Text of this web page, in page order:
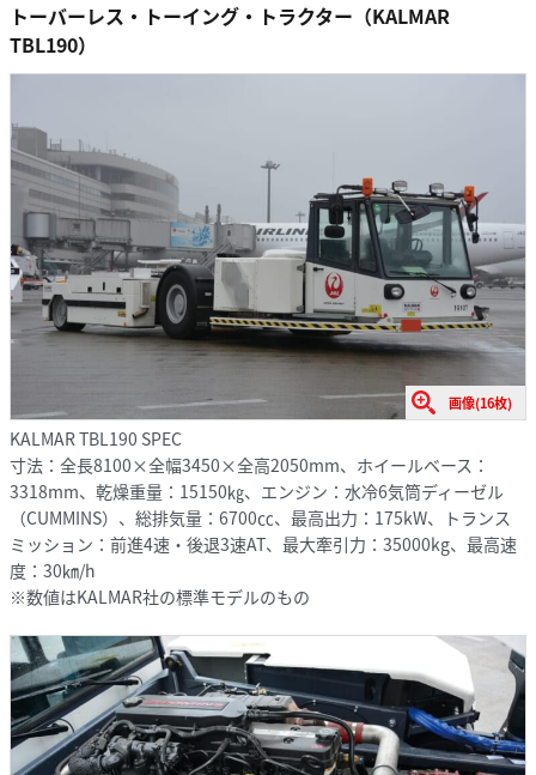
トーバーレス・トーイング・トラクター（KALMAR
TBL190）
画像(16枚)
KALMAR TBL190 SPEC
寸法：全長8100×全幅3450×全高2050mm、ホイールベース：
3318mm、乾燥重量：15150㎏、エンジン：水冷6気筒ディーゼル
（CUMMINS）、総排気量：6700㏄、最高出力：175kW、トランス
ミッション：前進4速・後退3速AT、最大牽引力：35000kg、最高速
度：30㎞/h
※数値はKALMAR社の標準モデルのもの